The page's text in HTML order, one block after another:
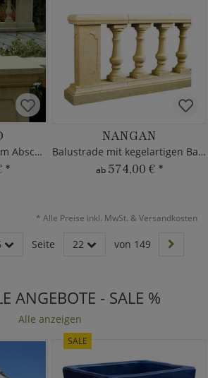
Balustrade mit geradem Abschluss mittig
*
NANGAN
Balustrade mit kegelartigen Balustern
ab 574,00 € *
* Alle Preise inkl. MwSt. & Versandkosten
Seite 22 von 149
ANGEBOTE - SALE %
Alle anzeigen
SALE